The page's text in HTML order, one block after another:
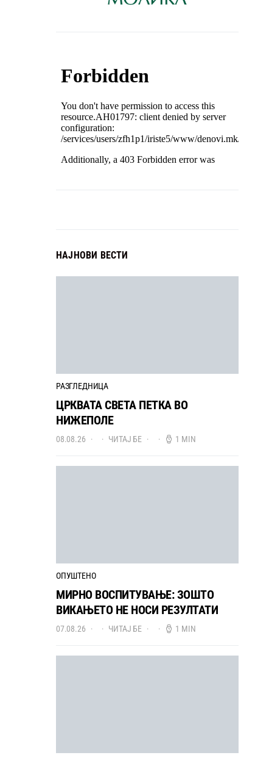
НАЈНОВИ ВЕСТИ
РАЗГЛЕДНИЦА
ЦРКВАТА СВЕТА ПЕТКА ВО
НИЖЕПОЛЕ
08.08.26 ЧИТАЈ БЕ 1 MIN
ОПУШТЕНО
МИРНО ВОСПИТУВАЊЕ: ЗОШТО
ВИКАЊЕТО НЕ НОСИ РЕЗУЛТАТИ
07.08.26 ЧИТАЈ БЕ 1 MIN